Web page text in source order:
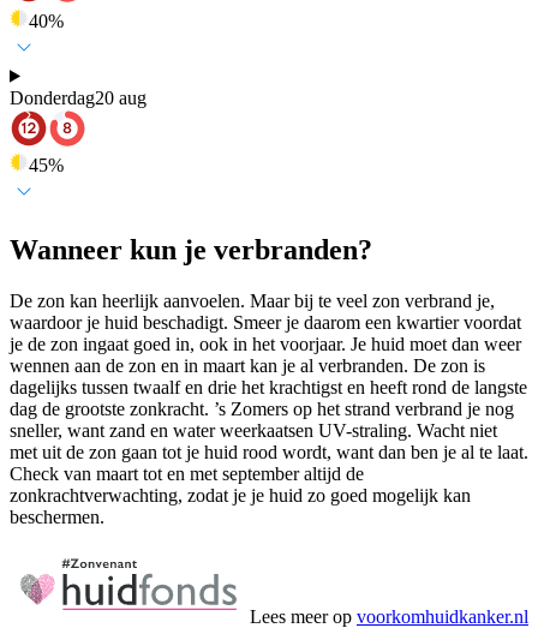
40%
Donderdag20 aug
45%
Wanneer kun je verbranden?
De zon kan heerlijk aanvoelen. Maar bij te veel zon verbrand je,
waardoor je huid beschadigt. Smeer je daarom een kwartier voordat
je de zon ingaat goed in, ook in het voorjaar. Je huid moet dan weer
wennen aan de zon en in maart kan je al verbranden. De zon is
dagelijks tussen twaalf en drie het krachtigst en heeft rond de langste
dag de grootste zonkracht. ’s Zomers op het strand verbrand je nog
sneller, want zand en water weerkaatsen UV-straling. Wacht niet
met uit de zon gaan tot je huid rood wordt, want dan ben je al te laat.
Check van maart tot en met september altijd de
zonkrachtverwachting, zodat je je huid zo goed mogelijk kan
beschermen.
Lees meer op voorkomhuidkanker.nl